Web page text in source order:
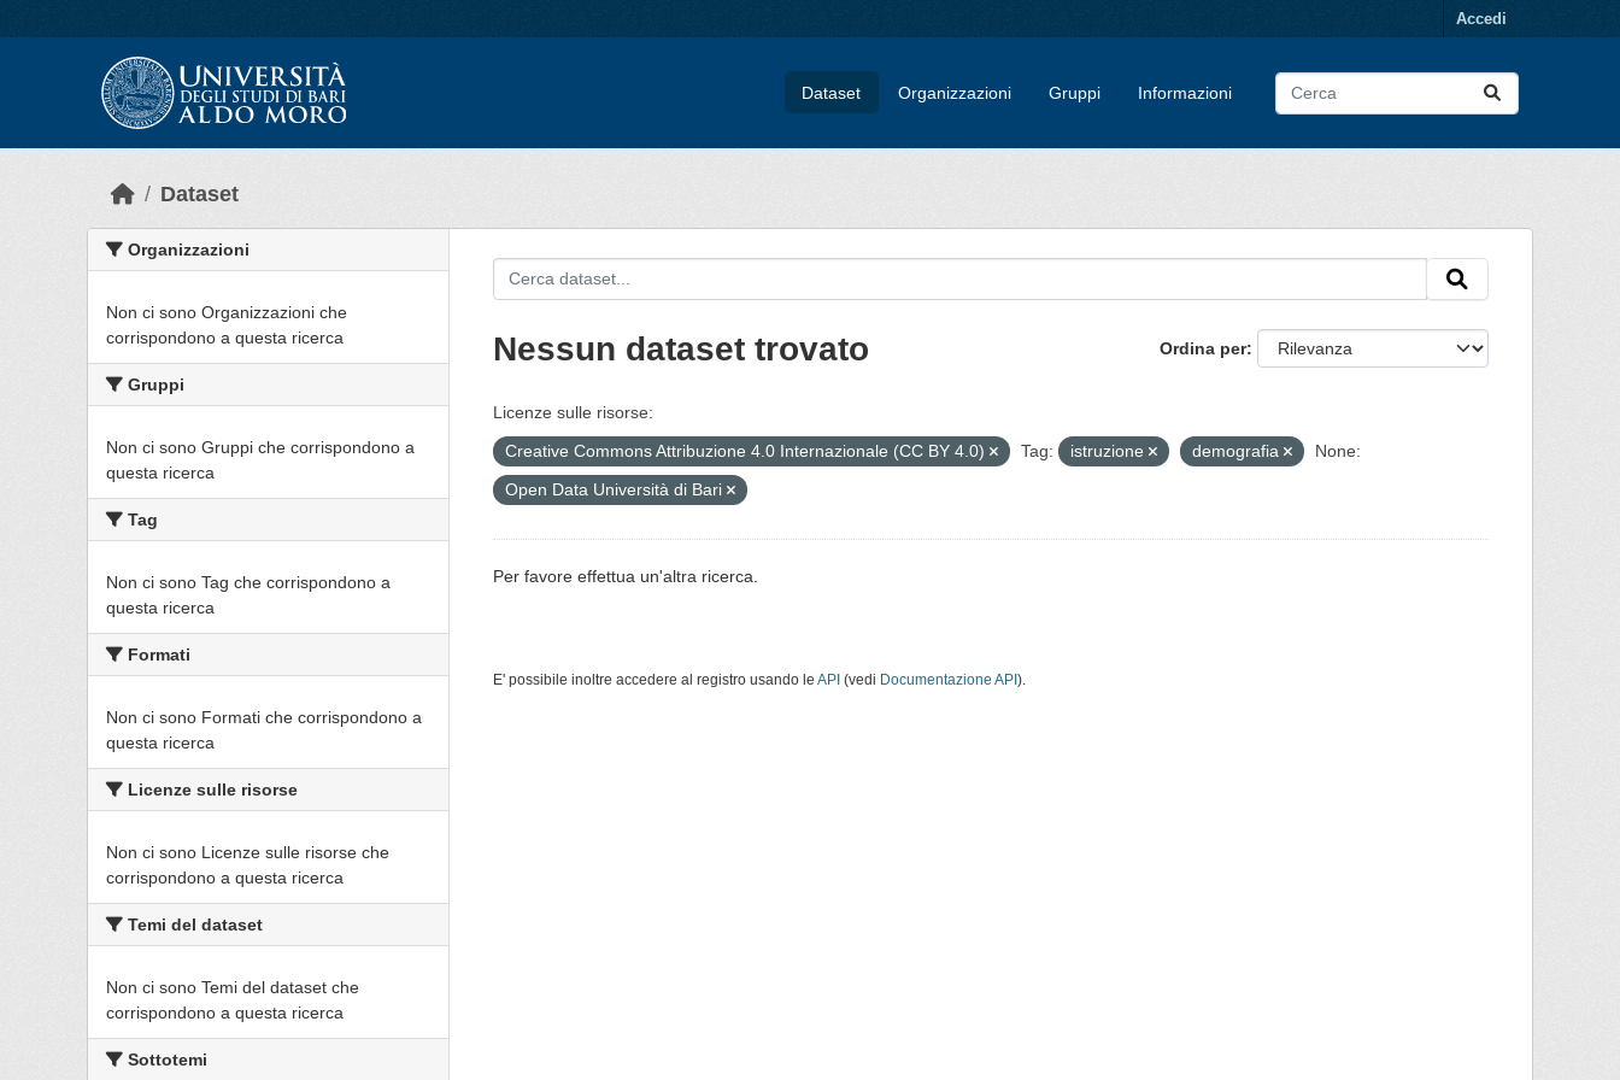
Accedi
Dataset Organizzazioni Gruppi Informazioni
Dataset
Organizzazioni
Non ci sono Organizzazioni che
corrispondono a questa ricerca
Gruppi
Non ci sono Gruppi che corrispondono a
questa ricerca
Tag
Non ci sono Tag che corrispondono a
questa ricerca
Formati
Non ci sono Formati che corrispondono a
questa ricerca
Licenze sulle risorse
Non ci sono Licenze sulle risorse che
corrispondono a questa ricerca
Temi del dataset
Non ci sono Temi del dataset che
corrispondono a questa ricerca
Sottotemi
Ordina per
Nessun dataset trovato
Licenze sulle risorse:
Creative Commons Attribuzione 4.0 Internazionale (CC BY 4.0)
Tag: istruzione demografia
None:
Open Data Università di Bari
Per favore effettua un'altra ricerca.
E' possibile inoltre accedere al registro usando le API (vedi Documentazione API ).